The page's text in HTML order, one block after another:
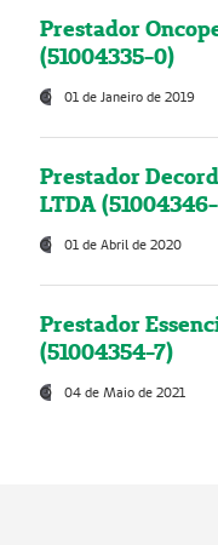
Prestador
(51004335-0)
01 de Janeiro de 2019
Prestador
LTDA
01 de Abril de 2020
Prestador
(51004354-7)
04 de Maio de 2021